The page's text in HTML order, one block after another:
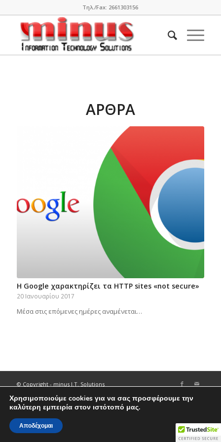
Τηλ./Fax: 2661303156
ΆΡΘΡΑ
H Google χαρακτηρίζει τα HTTP sites «not secure»
20 Ιανουαρίου 2017
Μέσα στις επόμενες ημέρες αναμένεται…
© Copyright - minus I.T. Solutions
Θέσεις Εργασίας Όροι Χρήσης
Χρησιμοποιούμε cookies για να σας προσφέρουμε την
καλύτερη εμπειρία στον ιστότοπό μας.
Αποδέχομαι